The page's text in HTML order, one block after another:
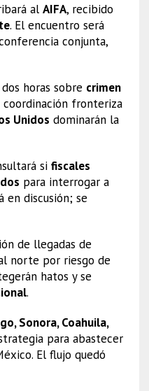
al AIFA, recibido
. El encuentro será
conjunta,
horas sobre crimen
coordinación fronteriza
Unidos dominarán la
si fiscales
para interrogar a
en discusión; se
de llegadas de
norte por riesgo de
hatos y se
.
Sonora, Coahuila,
para abastecer
El flujo quedó